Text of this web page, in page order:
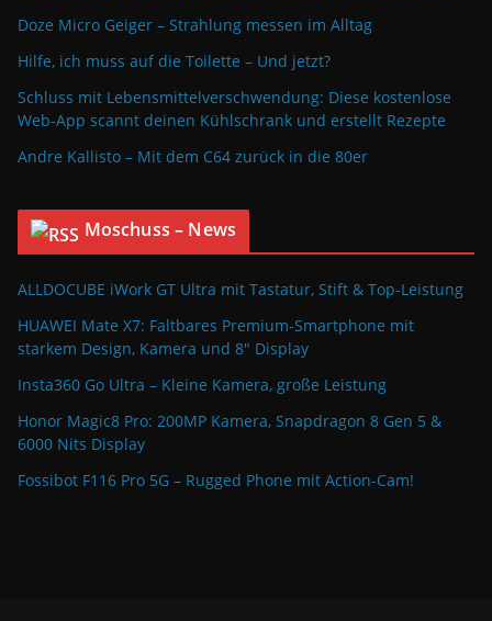
Doze Micro Geiger – Strahlung messen im Alltag
Hilfe, ich muss auf die Toilette – Und jetzt?
Schluss mit Lebensmittelverschwendung: Diese kostenlose
Web-App scannt deinen Kühlschrank und erstellt Rezepte
Andre Kallisto – Mit dem C64 zurück in die 80er
Moschuss – News
ALLDOCUBE iWork GT Ultra mit Tastatur, Stift & Top-Leistung
HUAWEI Mate X7: Faltbares Premium-Smartphone mit
starkem Design, Kamera und 8″ Display
Insta360 Go Ultra – Kleine Kamera, große Leistung
Honor Magic8 Pro: 200MP Kamera, Snapdragon 8 Gen 5 &
6000 Nits Display
Fossibot F116 Pro 5G – Rugged Phone mit Action-Cam!